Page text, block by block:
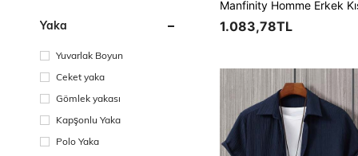
Yaka
Yuvarlak Boyun
Ceket yaka
Gömlek yakası
Kapşonlu Yaka
Polo Yaka
1.083,78TL